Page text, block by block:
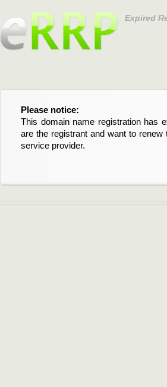
Expired
Please notice:
This domain name registration has
are the registrant and want to
service provider.
Bitte beachten Sie:
Diese Domainregistrierung ist
Domain stehen an. Wenn Sie
verlängern möchten, kontaktieren